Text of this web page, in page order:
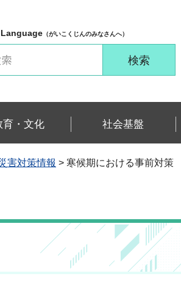
（がいこくじんのみなさんへ）
育・文化 社会基盤
害対策情報 > 寒候期における事前対策